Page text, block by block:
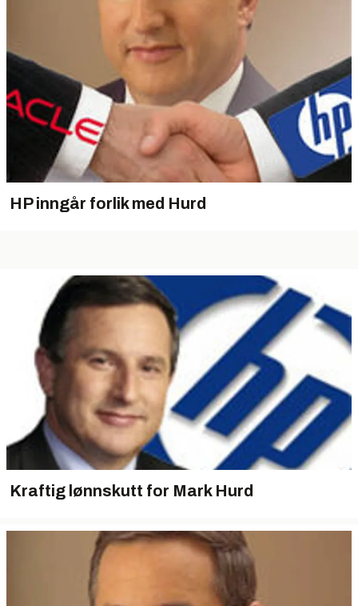
HP inngår forlik med Hurd
Kraftig lønnskutt for Mark Hurd